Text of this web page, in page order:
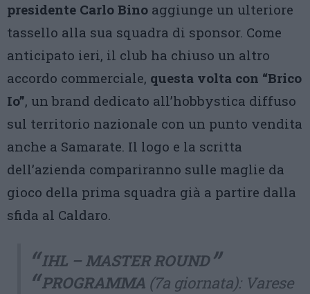
presidente Carlo Bino aggiunge un ulteriore
tassello alla sua squadra di sponsor. Come
anticipato ieri, il club ha chiuso un altro
accordo commerciale, questa volta con “Brico
Io”, un brand dedicato all’hobbystica diffuso
sul territorio nazionale con un punto vendita
anche a Samarate. Il logo e la scritta
dell’azienda compariranno sulle maglie da
gioco della prima squadra già a partire dalla
sfida al Caldaro.
IHL – MASTER ROUND
PROGRAMMA (7a giornata): Varese